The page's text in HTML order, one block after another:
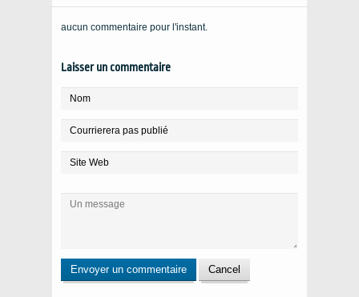
aucun commentaire pour l'instant.
Laisser un commentaire